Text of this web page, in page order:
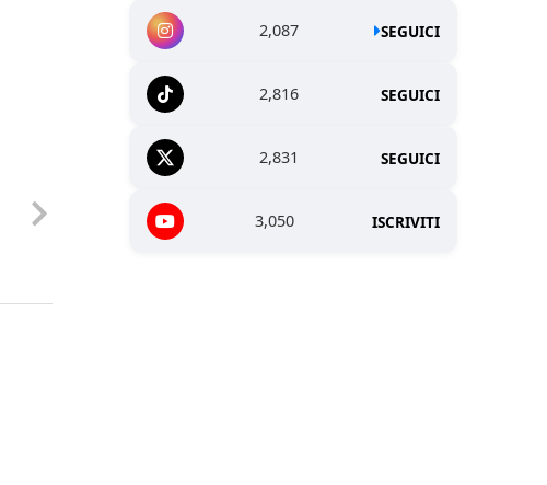
2,087 SEGUICI
2,816 SEGUICI
2,831 SEGUICI
3,050 ISCRIVITI